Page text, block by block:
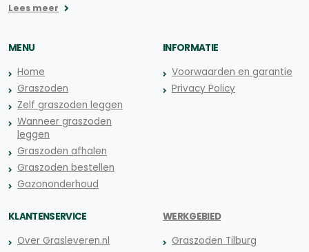
Lees meer
MENU
Home
Graszoden
Zelf graszoden leggen
Wanneer graszoden
leggen
Graszoden afhalen
Graszoden bestellen
Gazononderhoud
INFORMATIE
Voorwaarden en garantie
Privacy Policy
KLANTENSERVICE
Over Grasleveren.nl
WERKGEBIED
Graszoden Tilburg